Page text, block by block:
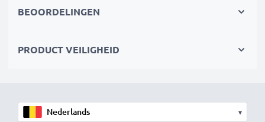
Bestel nu!
BEOORDELINGEN
PRODUCT VEILIGHEID
▾